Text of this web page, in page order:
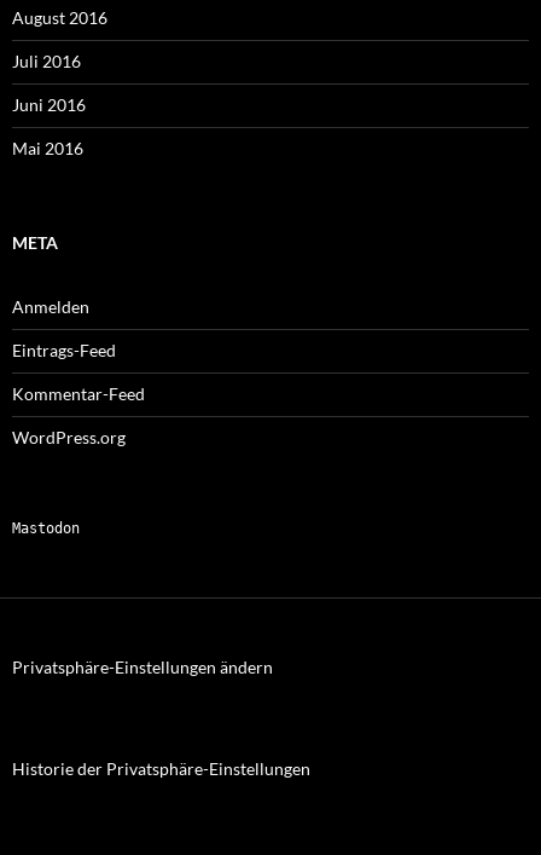
August 2016
Juli 2016
Juni 2016
Mai 2016
META
Anmelden
Eintrags-Feed
Kommentar-Feed
WordPress.org
Mastodon
Privatsphäre-Einstellungen ändern
Historie der Privatsphäre-Einstellungen